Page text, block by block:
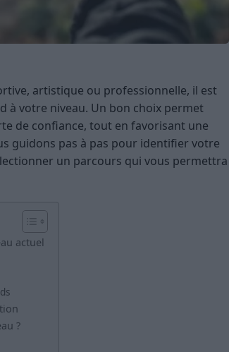
artistique ou professionnelle, il est
à votre niveau. Un bon choix permet
de confiance, tout en favorisant une
guidons pas à pas pour identifier votre
un parcours qui vous permettra
actuel
?